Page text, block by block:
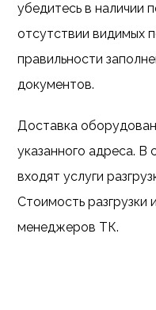
убедитесь в наличии
отсутствии видимых
правильности
документов.
Доставка
указанного адреса. В
входят услуги
Стоимость разгрузки
менеджеров ТК.